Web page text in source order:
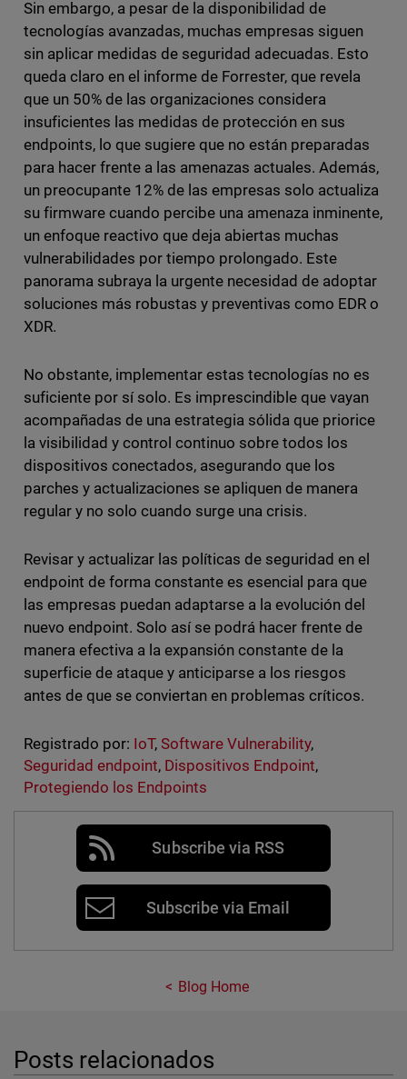
Sin embargo, a pesar de la disponibilidad de
tecnologías avanzadas, muchas empresas siguen
sin aplicar medidas de seguridad adecuadas. Esto
queda claro en el informe de Forrester, que revela
que un 50% de las organizaciones considera
insuficientes las medidas de protección en sus
endpoints, lo que sugiere que no están preparadas
para hacer frente a las amenazas actuales. Además,
un preocupante 12% de las empresas solo actualiza
su firmware cuando percibe una amenaza inminente,
un enfoque reactivo que deja abiertas muchas
vulnerabilidades por tiempo prolongado. Este
panorama subraya la urgente necesidad de adoptar
soluciones más robustas y preventivas como EDR o
XDR.
No obstante, implementar estas tecnologías no es
suficiente por sí solo. Es imprescindible que vayan
acompañadas de una estrategia sólida que priorice
la visibilidad y control continuo sobre todos los
dispositivos conectados, asegurando que los
parches y actualizaciones se apliquen de manera
regular y no solo cuando surge una crisis.
Revisar y actualizar las políticas de seguridad en el
endpoint de forma constante es esencial para que
las empresas puedan adaptarse a la evolución del
nuevo endpoint. Solo así se podrá hacer frente de
manera efectiva a la expansión constante de la
superficie de ataque y anticiparse a los riesgos
antes de que se conviertan en problemas críticos.
Registrado por: IoT, Software Vulnerability,
Seguridad endpoint, Dispositivos Endpoint,
Protegiendo los Endpoints
Subscribe via RSS
Subscribe via Email
Blog Home
Posts relacionados